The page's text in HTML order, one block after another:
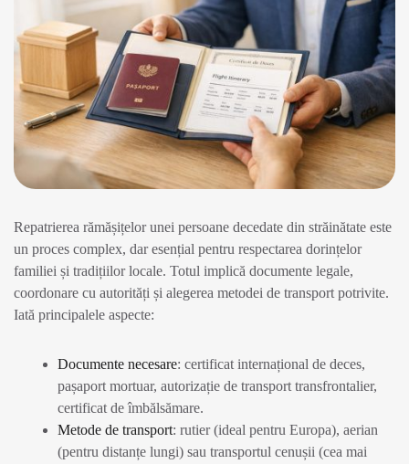
Repatrierea rămășițelor unei persoane decedate din străinătate este
un proces complex, dar esențial pentru respectarea dorințelor
familiei și tradițiilor locale. Totul implică documente legale,
coordonare cu autorități și alegerea metodei de transport potrivite.
Iată principalele aspecte:
Documente necesare: certificat internațional de deces,
pașaport mortuar, autorizație de transport transfrontalier,
certificat de îmbălsămare.
Metode de transport: rutier (ideal pentru Europa), aerian
(pentru distanțe lungi) sau transportul cenușii (cea mai